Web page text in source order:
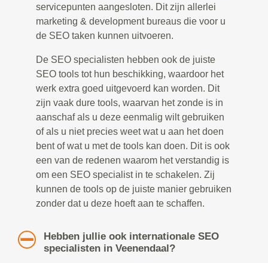
servicepunten aangesloten. Dit zijn allerlei
marketing & development bureaus die voor u
de SEO taken kunnen uitvoeren.
De SEO specialisten hebben ook de juiste
SEO tools tot hun beschikking, waardoor het
werk extra goed uitgevoerd kan worden. Dit
zijn vaak dure tools, waarvan het zonde is in
aanschaf als u deze eenmalig wilt gebruiken
of als u niet precies weet wat u aan het doen
bent of wat u met de tools kan doen. Dit is ook
een van de redenen waarom het verstandig is
om een SEO specialist in te schakelen. Zij
kunnen de tools op de juiste manier gebruiken
zonder dat u deze hoeft aan te schaffen.
Hebben jullie ook internationale SEO
specialisten in Veenendaal?